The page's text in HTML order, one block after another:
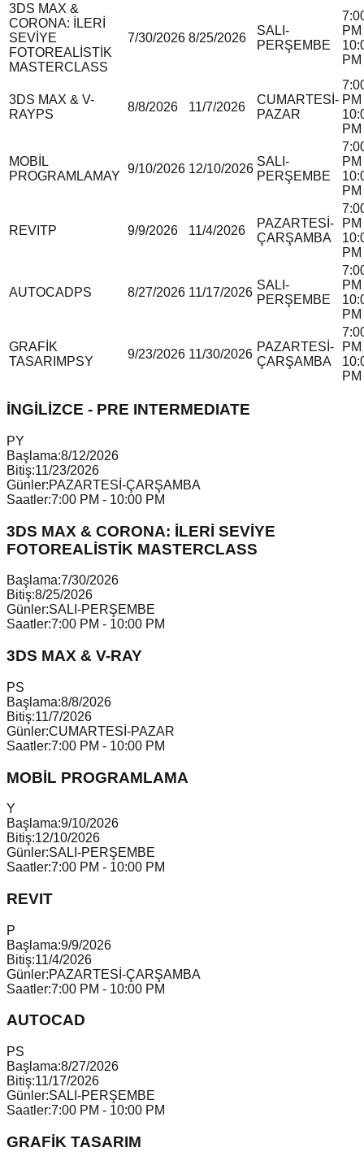
3DS MAX &
CORONA: İLERİ
SEVİYE
FOTOREALİSTİK
MASTERCLASS
7/30/2026 8/25/2026
SALI-
PERŞEMBE
PM
PM
3DS MAX & V-
RAYPS
8/8/2026 11/7/2026
CUMARTESİ-
PAZAR
PM
PM
MOBİL
PROGRAMLAMAY
9/10/2026 12/10/2026
SALI-
PERŞEMBE
PM
PM
REVITP 9/9/2026 11/4/2026
PAZARTESİ-
ÇARŞAMBA
PM
PM
AUTOCADPS 8/27/2026 11/17/2026
SALI-
PERŞEMBE
PM
PM
GRAFİK
TASARIM PSY
9/23/2026 11/30/2026
PAZARTESİ-
ÇARŞAMBA
PM
PM
İNGİLİZCE - PRE INTERMEDIATE
PY
Başlama:8/12/2026
Bitiş:11/23/2026
Günler:PAZARTESİ-ÇARŞAMBA
Saatler:7:00 PM - 10:00 PM
3DS MAX & CORONA: İLERİ SEVİYE
FOTOREALİSTİK MASTERCLASS
Başlama:7/30/2026
Bitiş:8/25/2026
Günler:SALI-PERŞEMBE
Saatler:7:00 PM - 10:00 PM
3DS MAX & V-RAY
PS
Başlama:8/8/2026
Bitiş:11/7/2026
Günler:CUMARTESİ-PAZAR
Saatler:7:00 PM - 10:00 PM
MOBİL PROGRAMLAMA
Y
Başlama:9/10/2026
Bitiş:12/10/2026
Günler:SALI-PERŞEMBE
Saatler:7:00 PM - 10:00 PM
REVIT
P
Başlama:9/9/2026
Bitiş:11/4/2026
Günler:PAZARTESİ-ÇARŞAMBA
Saatler:7:00 PM - 10:00 PM
AUTOCAD
PS
Başlama:8/27/2026
Bitiş:11/17/2026
Günler:SALI-PERŞEMBE
Saatler:7:00 PM - 10:00 PM
GRAFİK TASARIM